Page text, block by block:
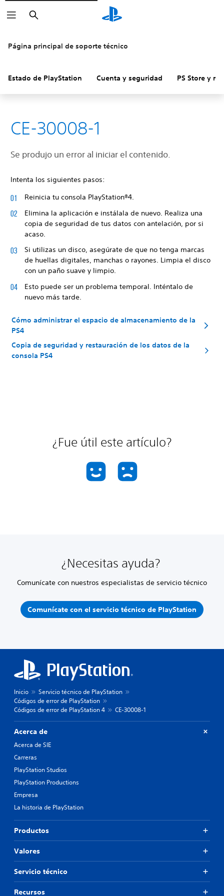
Buscar
Página principal de soporte técnico
Estado de PlayStation Cuenta y seguridad PS Store y
CE-30008-1
Se produjo un error al iniciar el contenido.
Intenta los siguientes pasos:
Reinicia tu consola PlayStation®4.
Elimina la aplicación e instálala de nuevo. Realiza una
copia de seguridad de tus datos con antelación, por si
acaso.
Si utilizas un disco, asegúrate de que no tenga marcas
de huellas digitales, manchas o rayones. Limpia el disco
con un paño suave y limpio.
Esto puede ser un problema temporal. Inténtalo de
nuevo más tarde.
Cómo administrar el espacio de almacenamiento de la
PS4
Copia de seguridad y restauración de los datos de la
consola PS4
¿Fue útil este artículo?
¿Necesitas ayuda?
Comunícate con nuestros especialistas de servicio técnico
Comunícate con el servicio técnico de PlayStation
Inicio
Servicio técnico de PlayStation
Códigos de error de PlayStation
Códigos de error de PlayStation 4
CE-30008-1
Acerca de
Acerca de SIE
Carreras
PlayStation Studios
PlayStation Productions
Empresa
La historia de PlayStation
Productos
Valores
Servicio técnico
Recursos